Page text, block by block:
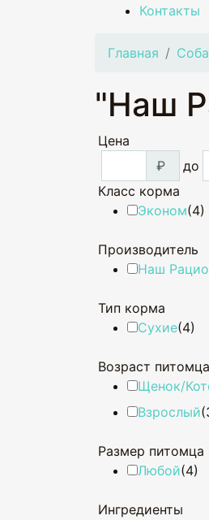
Контакты
Главная
"Наш
Цена
₽
до
Класс корма
Эконом(4)
Производитель
Наш
Тип корма
Сухие(4)
Возраст питомца
Щенок/
Взрослый
Размер питомца
Любой(4)
Ингредиенты